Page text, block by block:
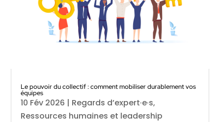
Le pouvoir du collectif : comment mobiliser durablement vos
équipes
10 Fév 2026 | Regards d’expert·e·s,
Ressources humaines et leadership